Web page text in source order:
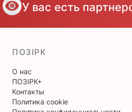
У вас есть
ПОЗІРК
О нас
ПОЗІРК+
Контакты
Политика cookie